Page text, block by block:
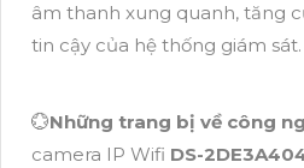
âm thanh xung quanh, tăng
tin cậy của hệ thống giám sát.
💮Những trang bị về công
camera IP Wifi DS-